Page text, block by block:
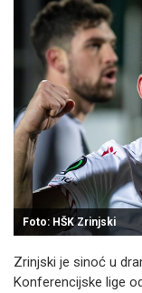
Foto: HŠK Zrinjski
Zrinjski je sinoć u
Konferencijske lige